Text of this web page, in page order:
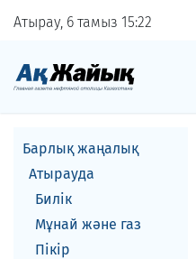
Атырау, 6 тамыз 15 22
Барлық жаңалық
Атырауда
Билік
Мұнай және газ
Пікір